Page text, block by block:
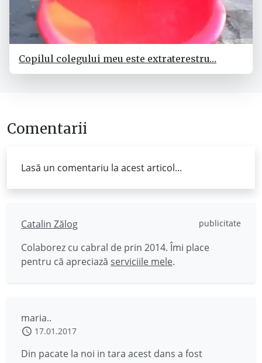
Copilul colegului meu este extraterestru…
Comentarii
Lasă un comentariu la acest articol...
Catalin Zălog publicitate
Colaborez cu cabral de prin 2014. Îmi place
pentru că apreciază serviciile mele.
maria..
17.01.2017
Din pacate la noi in tara acest dans a fost